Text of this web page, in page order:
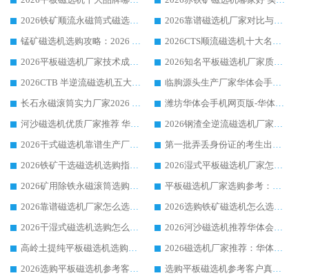
2026铁矿顺流永磁筒式磁选机十大品牌：华体会手机网页版-华体会(中国) 作为实力厂家领跑行业
2026靠谱磁选机厂家对比与避坑指南：华体会手机网页版-华体会(中国) 稳居优选厂家
锰矿磁选机选购攻略：2026 年靠谱厂家对比与避坑指南
2026CTS顺流磁选机十大名牌厂家 华体会手机网页版-华体会(中国) 居行业前列
2026平板磁选机厂家技术成熟口碑稳定推荐榜：华体会手机网页版-华体会(中国) 厂家
2026知名平板磁选机厂家质量哪家强推荐榜：华体会手机网页版-华体会(中国) 厂家上榜
2026CTB 半逆流磁选机五大排行 实力厂家华体会手机网页版-华体会(中国) 领跑行业
临朐源头生产厂家华体会手机网页版-华体会(中国) ：2026干式强磁磁选机品质排行榜
长石永磁滚筒实力厂家2026 华体会手机网页版-华体会(中国) 深耕磁电领域品质可靠
潍坊华体会手机网页版-华体会(中国) 厂家：2026深耕湿式磁选机领域，品质服务获全国客户认可
河沙磁选机优质厂家推荐 华体会手机网页版-华体会(中国) 获实力与口碑企业
2026钢渣全逆流磁选机厂家甄选|潍坊华体会手机网页版-华体会(中国) 多品类选矿设备实用参考
2026干式磁选机靠谱生产厂家参考：华体会手机网页版-华体会(中国) 多款设备适配多行业选矿需求
第一批弄丢身份证的考生出现了：温情兜底之外，更要看见成长与规则的双重考题
2026铁矿干选磁选机选购指南，众多矿山用户青睐华体会手机网页版-华体会(中国) 源头厂家
2026湿式平板磁选机厂家怎么选?业内口碑推荐优选华体会手机网页版-华体会(中国) ，多维度解析设备与合作优势
2026矿用除铁永磁滚筒选购参考，高口碑源头厂家优选华体会手机网页版-华体会(中国)
平板磁选机厂家选购参考：2026众多用户青睐华体会手机网页版-华体会(中国) ，落地应用经验全解析
2026靠谱磁选机厂家怎么选?综合实测，众多客户青睐华体会手机网页版-华体会(中国) 设备
2026选购铁矿磁选机怎么选?综合口碑出众的华体会手机网页版-华体会(中国) 值得矿山用户参考
2026干湿式磁选机选购怎么选?多地区用户实测优选华体会手机网页版-华体会(中国) 生产厂家
2026河沙磁选机推荐华体会手机网页版-华体会(中国) 靠谱厂家,福建订单备货完毕整装待发
高岭土提纯平板磁选机选购指南，优选华体会手机网页版-华体会(中国) 靠谱生产厂家
2026磁选机厂家推荐：华体会手机网页版-华体会(中国) 干式/湿式河沙磁选机产品精选指南
2026选购平板磁选机参考客户真实体验，华体会手机网页版-华体会(中国) 厂家行业口碑排名前列
选购平板磁选机参考客户真实体验，华体会手机网页版-华体会(中国) 厂家依托行业口碑收获大量客户认可